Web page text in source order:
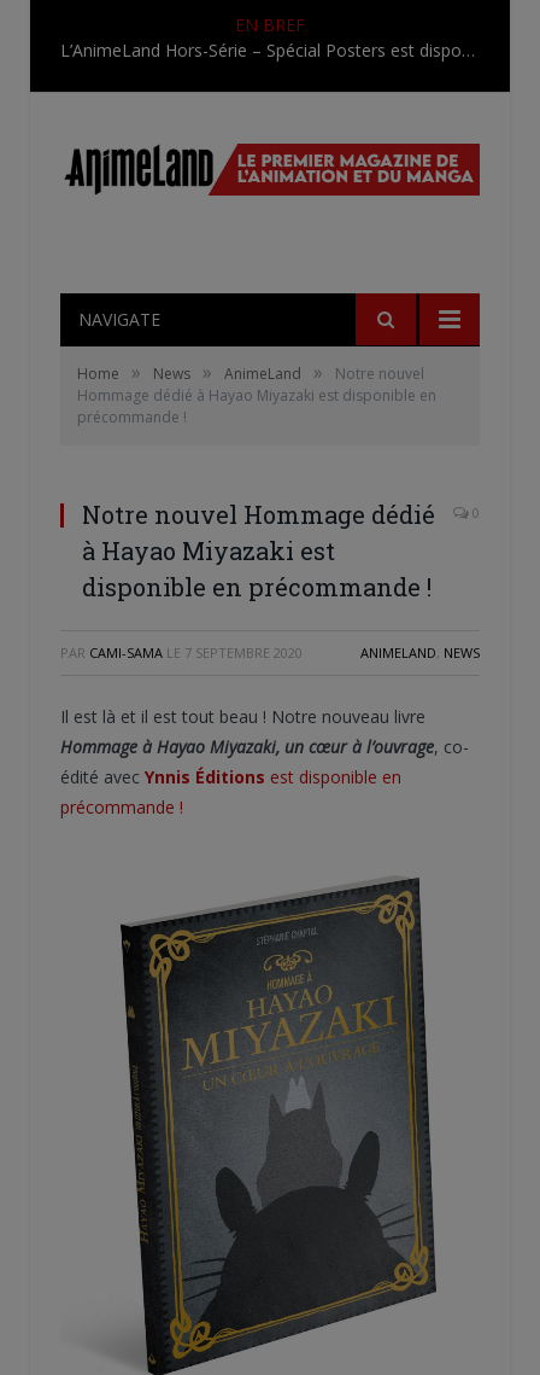
EN BREF
L’AnimeLand Hors-Série – Spécial Posters est disponible !
NAVIGATE
Home » News » AnimeLand »
Notre nouvel
Hommage dédié à Hayao Miyazaki est disponible en
précommande !
Notre nouvel Hommage dédié
à Hayao Miyazaki est
disponible en précommande !
0
PAR CAMI-SAMA LE 7 SEPTEMBRE 2020 ANIMELAND, NEWS
Il est là et il est tout beau ! Notre nouveau livre
Hommage à Hayao Miyazaki, un cœur à l’ouvrage, co-
édité avec Ynnis Éditions est disponible en
précommande !